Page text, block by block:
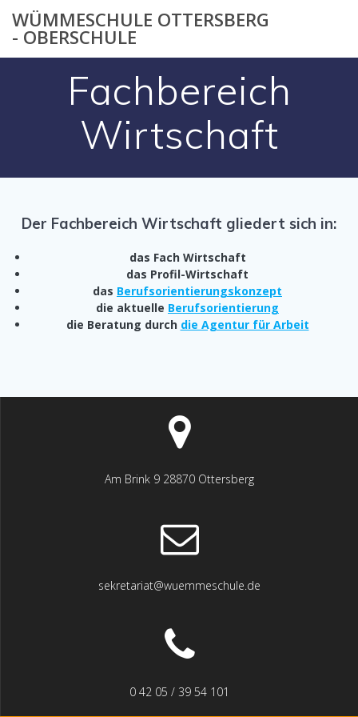
Inhalt
WÜMMESCHULE OTTERSBERG
- OBERSCHULE
Fachbereich
Wirtschaft
Der Fachbereich Wirtschaft gliedert sich in:
das Fach Wirtschaft
das Profil-Wirtschaft
das Berufsorientierungskonzept
die aktuelle Berufsorientierung
die Beratung durch die Agentur für Arbeit
Am Brink 9 28870 Ottersberg
sekretariat@wuemmeschule.de
0 42 05 / 39 54 101